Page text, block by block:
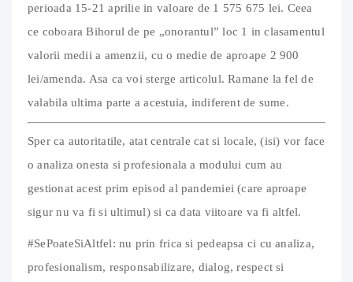
perioada 15-21 aprilie in valoare de 1 575 675 lei. Ceea
ce coboara Bihorul de pe „onorantul” loc 1 in clasamentul
valorii medii a amenzii, cu o medie de aproape 2 900
lei/amenda. Asa ca voi sterge articolul. Ramane la fel de
valabila ultima parte a acestuia, indiferent de sume.
Sper ca autoritatile, atat centrale cat si locale, (isi) vor face
o analiza onesta si profesionala a modului cum au
gestionat acest prim episod al pandemiei (care aproape
sigur nu va fi si ultimul) si ca data viitoare va fi altfel.
#SePoateSiAltfel: nu prin frica si pedeapsa ci cu analiza,
profesionalism, responsabilizare, dialog, respect si